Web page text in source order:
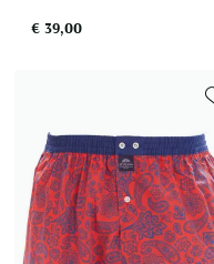
€ 39,00